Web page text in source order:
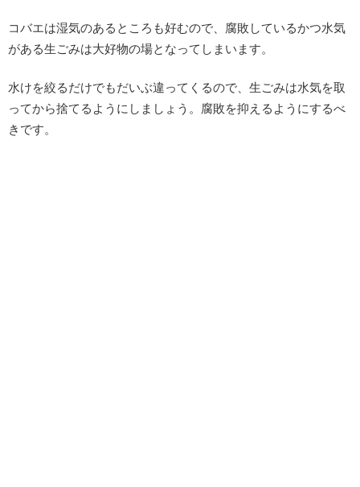
コバエは湿気のあるところも好むので、腐敗しているかつ水気
がある生ごみは大好物の場となってしまいます。
水けを絞るだけでもだいぶ違ってくるので、生ごみは水気を取
ってから捨てるようにしましょう。腐敗を抑えるようにするべ
きです。